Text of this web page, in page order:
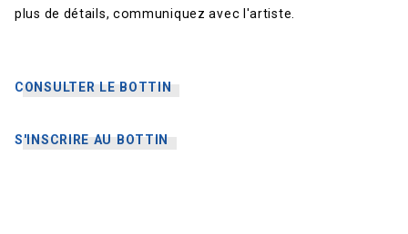
plus de détails, communiquez avec l'artiste.
CONSULTER LE BOTTIN
S'INSCRIRE AU BOTTIN